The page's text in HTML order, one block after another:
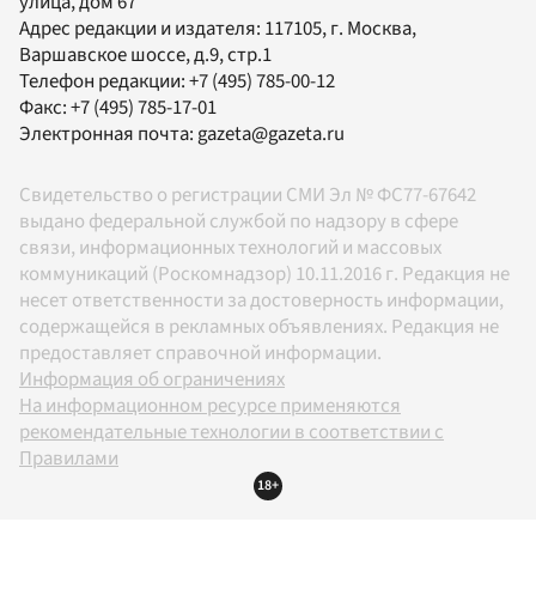
Адрес редакции и издателя: 117105, г. Москва,
Варшавское шоссе, д.9, стр.1
Телефон редакции:+7 (495) 785-00-12
Факс:+7 (495) 785-17-01
Электронная почта:gazeta@gazeta.ru
Свидетельство о регистрации СМИ Эл № ФС77-67642
выдано федеральной службой по надзору в сфере
связи, информационных технологий и массовых
коммуникаций (Роскомнадзор) 10.11.2016 г. Редакция не
несет ответственности за достоверность информации,
содержащейся в рекламных объявлениях. Редакция не
предоставляет справочной информации.
Информация об ограничениях
На информационном ресурсе применяются
рекомендательные технологии в соответствии с
Правилами
18+